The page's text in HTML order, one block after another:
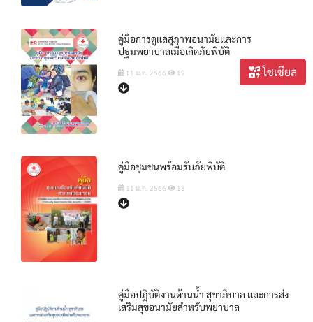
โซเชียล
คู่มือการดูแลสุภาพอนามัยและการ
ปฐมพยาบาลเมื่อเกิดภัยพิบัติ
11 ม.ค. 2566 19
คู่มือชุมชนพร้อมรับภัยพิบัติ
11 ม.ค. 2566 13
คู่มือปฏิบัติงานด้านน้ํา สุขาภิบาล และการส่ง
เสริมสุขอนามัยสําหรับพยาบาล